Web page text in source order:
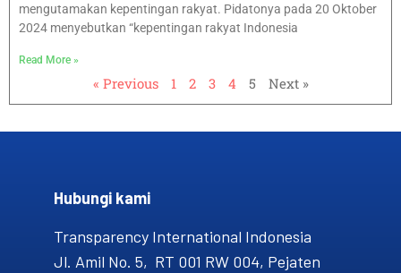
mengutamakan kepentingan rakyat. Pidatonya pada 20 Oktober
2024 menyebutkan “kepentingan rakyat Indonesia
Read More »
« Previous 1 2 3 4 5 Next »
Hubungi kami​
Transparency International Indonesia
Jl. Amil No. 5, RT 001 RW 004, Pejaten